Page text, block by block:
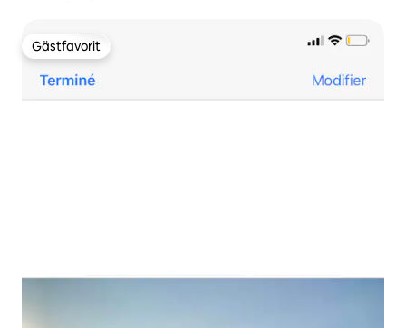
Gästfavorit
Gästfavorit